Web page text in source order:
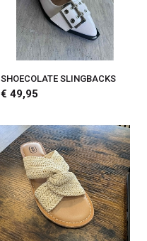
SHOECOLATE SLINGBACKS
€ 49,95